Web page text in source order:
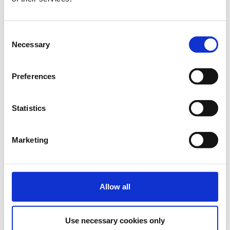
Selection
Necessary
Preferences
Statistics
Marketing
Allow all
Use necessary cookies only
την υγεία του. Η ενδυνάμωση της φωνής των ασθενών δεν
την οικοδόμηση ενός δίκαιου και αποδοτικού συστήματος
Free In-Person Conference Ticket -
in Power Conference 2025
Registrations